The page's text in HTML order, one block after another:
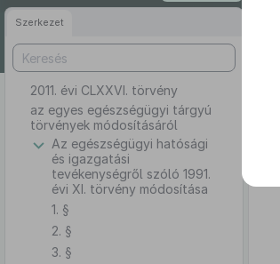
tartalomra
Szerkezet
2011. évi CLXXVI. törvény
az egyes egészségügyi tárgyú
törvények módosításáról
Az egészségügyi hatósági
és igazgatási
tevékenységről szóló 1991.
évi XI. törvény módosítása
1. §
2. §
3. §